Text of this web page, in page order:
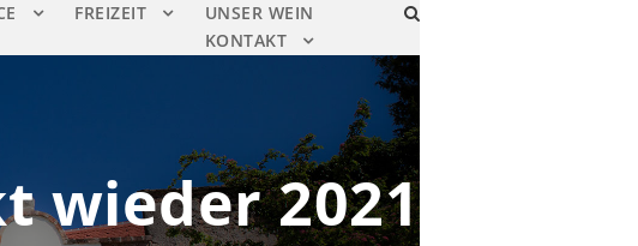
FREIZEIT
UNSER WEIN
KONTAKT
wieder 2021